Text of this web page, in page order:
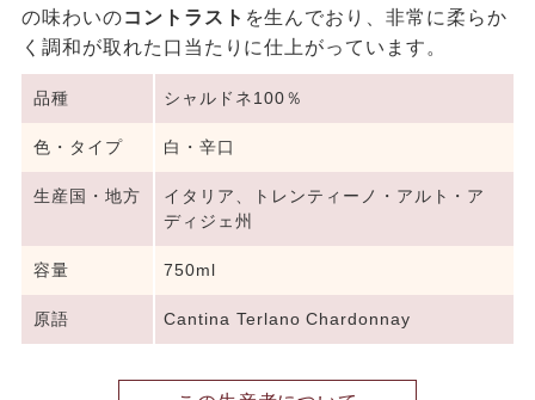
の味わいのコントラスト を生んでおり、非常に柔らか
く調和が取れた口当たりに仕上がっています。
品種 シャルドネ100％
色・タイプ 白・辛口
生産国・地方
イタリア、トレンティーノ・アルト・ア
ディジェ州
容量 750ml
原語 Cantina Terlano Chardonnay